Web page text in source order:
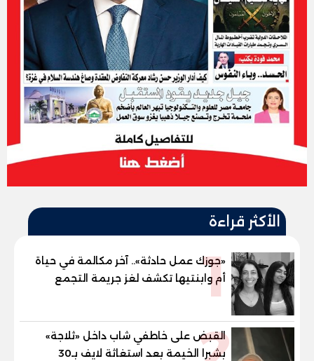
الأكثر قراءة
1
«جوزك عمل حادثة».. آخر مكالمة في حياة
أم وابنتيها تكشف لغز جريمة التجمع
الخامس
القبض على خاطفي شاب داخل «ثلاجة»
بشبرا الخيمة بعد استغاثة لايف بـ30